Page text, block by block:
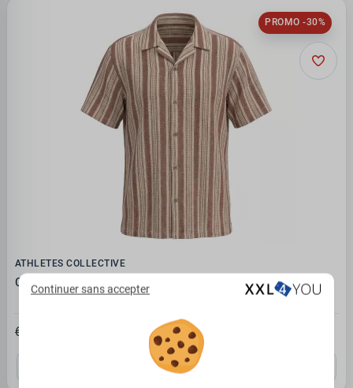
PROMO -30%
ATHLETES COLLECTIVE
Chemise col cubain rayée bois de rose
68.95 €
5XL
Continuer sans accepter